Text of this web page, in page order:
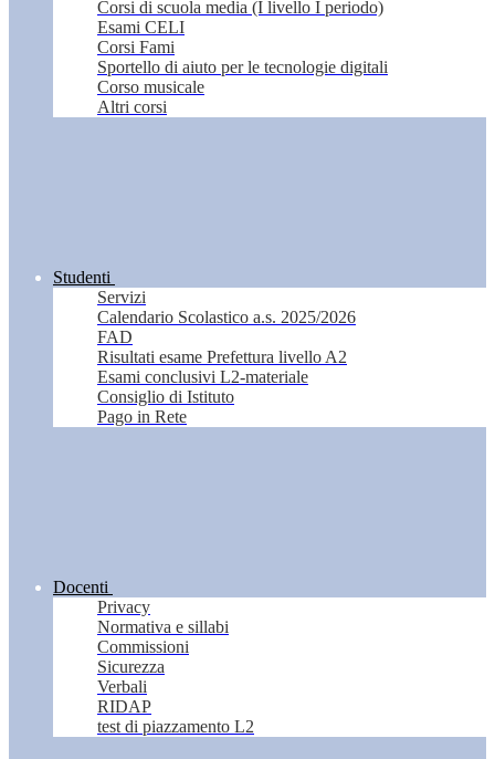
Corsi di scuola media (I livello I periodo)
Esami CELI
Corsi Fami
Sportello di aiuto per le tecnologie digitali
Corso musicale
Altri corsi
Studenti
Servizi
Calendario Scolastico a.s. 2025/2026
FAD
Risultati esame Prefettura livello A2
Esami conclusivi L2-materiale
Consiglio di Istituto
Pago in Rete
Docenti
Privacy
Normativa e sillabi
Commissioni
Sicurezza
Verbali
RIDAP
test di piazzamento L2